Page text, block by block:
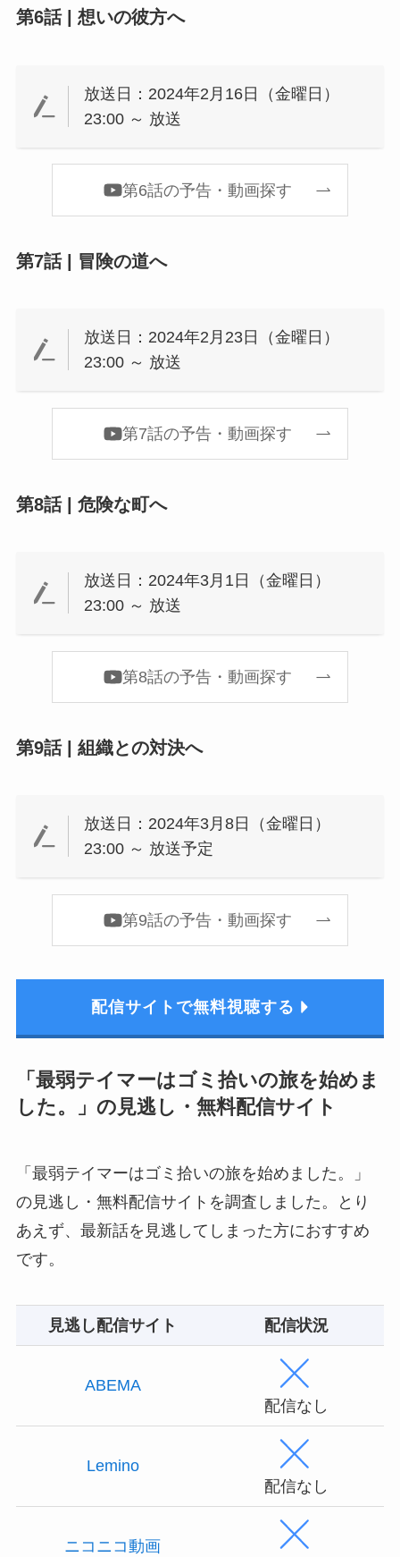
第6話 | 想いの彼方へ
放送日：2024年2月16日（金曜日）
23:00 ～ 放送
第6話の予告・動画探す
第7話 | 冒険の道へ
放送日：2024年2月23日（金曜日）
23:00 ～ 放送
第7話の予告・動画探す
第8話 | 危険な町へ
放送日：2024年3月1日（金曜日）
23:00 ～ 放送
第8話の予告・動画探す
第9話 | 組織との対決へ
放送日：2024年3月8日（金曜日）
23:00 ～ 放送予定
第9話の予告・動画探す
配信サイトで無料視聴する
「最弱テイマーはゴミ拾いの旅を始めま
した。」の見逃し・無料配信サイト
「最弱テイマーはゴミ拾いの旅を始めました。」
の見逃し・無料配信サイトを調査しました。とり
あえず、最新話を見逃してしまった方におすすめ
です。
見逃し配信サイト 配信状況
ABEMA
配信なし
Lemino
配信なし
ニコニコ動画